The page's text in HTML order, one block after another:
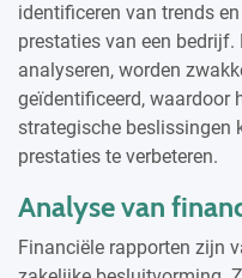
identificeren van trends
prestaties van een
analyseren, worden
geïdentificeerd, waardoor
strategische beslissingen
prestaties te verbeteren.
Analyse van
Financiële rapporten zijn